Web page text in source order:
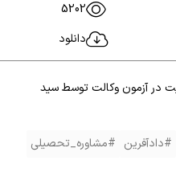
5202
دانلود
در آزمون وکالت توسط سید
#دادآفرین #مشاوره_تحصیلی